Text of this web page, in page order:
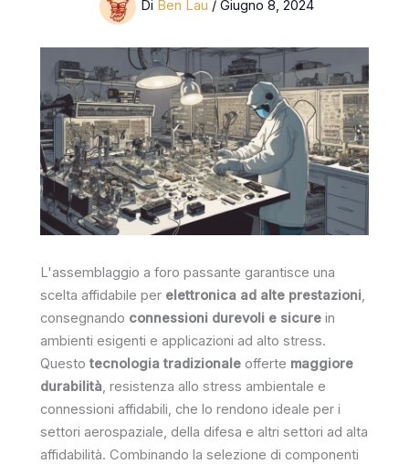
Di Ben Lau / Giugno 8, 2024
L'assemblaggio a foro passante garantisce una
scelta affidabile per elettronica ad alte prestazioni,
consegnando connessioni durevoli e sicure in
ambienti esigenti e applicazioni ad alto stress.
Questo tecnologia tradizionale offerte maggiore
durabilità, resistenza allo stress ambientale e
connessioni affidabili, che lo rendono ideale per i
settori aerospaziale, della difesa e altri settori ad alta
affidabilità. Combinando la selezione di componenti